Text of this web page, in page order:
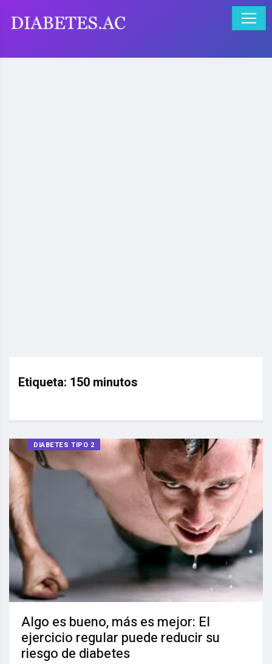
Etiqueta: 150 minutos
DIABETES TIPO 2
Algo es bueno, más es mejor: El
ejercicio regular puede reducir su
riesgo de diabetes